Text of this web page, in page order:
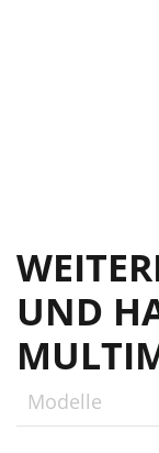
UND
Modelle